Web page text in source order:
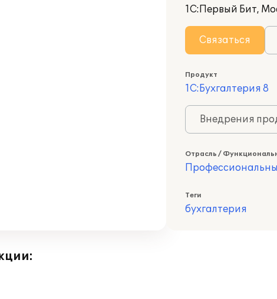
1С:Первый Бит,
Связаться
Продукт
1С:Бухгалтерия 8
Внедрения
Отрасль /
Теги
бухгалтерия